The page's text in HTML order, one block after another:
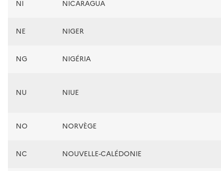
NI NICARAGUA
NE NIGER
NG NIGÉRIA
NU NIUE
NO NORVÈGE
NC NOUVELLE-CALÉDONIE